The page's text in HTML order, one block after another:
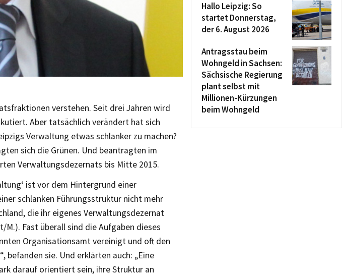
verstehen. Seit drei Jahren wird
Aber tatsächlich verändert hat sich
Verwaltung etwas schlanker zu machen?
sich die Grünen. Und beantragten im
Verwaltungsdezernats bis Mitte 2015.
ist vor dem Hintergrund einer
schlanken Führungsstruktur nicht mehr
die ihr eigenes Verwaltungsdezernat
Fast überall sind die Aufgaben dieses
Organisationsamt vereinigt und oft den
sie. Und erklärten auch: „Eine
darauf orientiert sein, ihre Struktur an
Hallo Leipzig: So
startet Donnerstag,
der 6. August 2026
Antragsstau beim
Wohngeld in Sachsen:
Sächsische Regierung
plant selbst mit
Millionen-Kürzungen
beim Wohngeld